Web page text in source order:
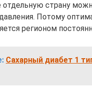
страну
Потому
регионом
Сахарный диабет 1